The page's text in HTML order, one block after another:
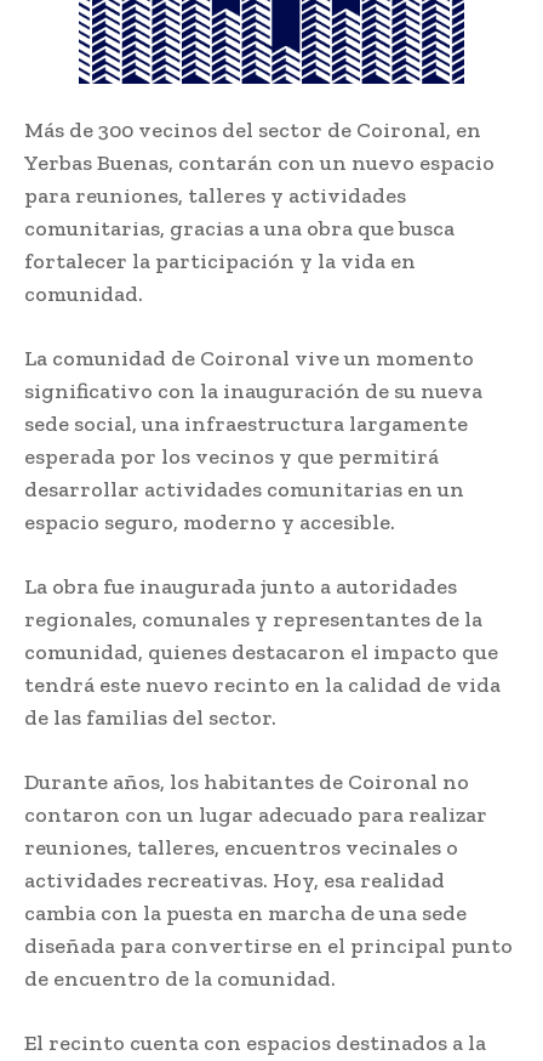
Más de 300 vecinos del sector de Coironal, en
Yerbas Buenas, contarán con un nuevo espacio
para reuniones, talleres y actividades
comunitarias, gracias a una obra que busca
fortalecer la participación y la vida en
comunidad.
La comunidad de Coironal vive un momento
significativo con la inauguración de su nueva
sede social, una infraestructura largamente
esperada por los vecinos y que permitirá
desarrollar actividades comunitarias en un
espacio seguro, moderno y accesible.
La obra fue inaugurada junto a autoridades
regionales, comunales y representantes de la
comunidad, quienes destacaron el impacto que
tendrá este nuevo recinto en la calidad de vida
de las familias del sector.
Durante años, los habitantes de Coironal no
contaron con un lugar adecuado para realizar
reuniones, talleres, encuentros vecinales o
actividades recreativas. Hoy, esa realidad
cambia con la puesta en marcha de una sede
diseñada para convertirse en el principal punto
de encuentro de la comunidad.
El recinto cuenta con espacios destinados a la